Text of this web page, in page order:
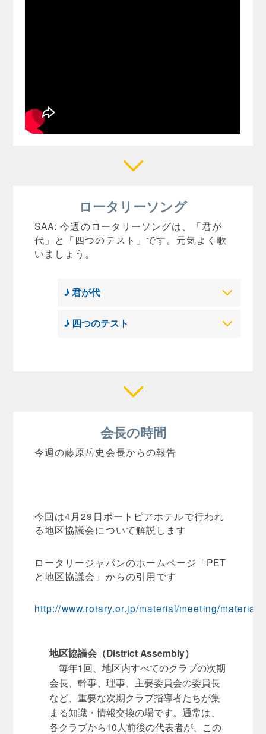
ロータリーソング
SAA: 今週のロータリーソングは、「君が
代」と「四つのテスト」です。元気よく歌
いましょう。
♪ 君が代
♪ 四つのテスト
会長の時間
今週の藤原岳史会長からの報告
今回は4月29日ポートピアホテルで行われ
る地区協議会について解説します
ロータリージャパンのホームページ「PET
と地区協議会」からの引用です
http://www.rotary.or.jp/material/meeting/
地区協議会（District Assembly）
毎年1回、地区内すべてのクラブの次期
会長、幹事、理事、主要委員会の委員長
など、重要な次期クラブ指導者たちが集
まる知識・情報交換の場です。通常は、
各クラブから10人前後の代表者が、この